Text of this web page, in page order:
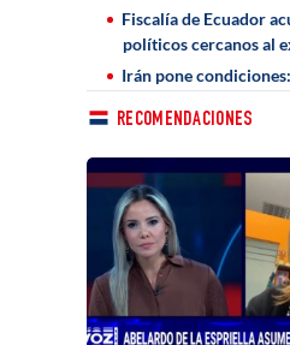
Fiscalía de Ecuador
políticos cercanos al
Irán pone
RECOMENDACIONES